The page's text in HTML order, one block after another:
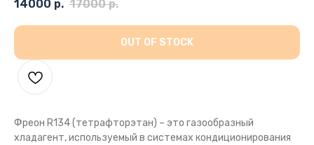
14000 р. 17000 р.
OUT OF STOCK
Фреон R134 (тетрафторэтан) – это газообразный
хладагент, используемый в системах кондиционирования